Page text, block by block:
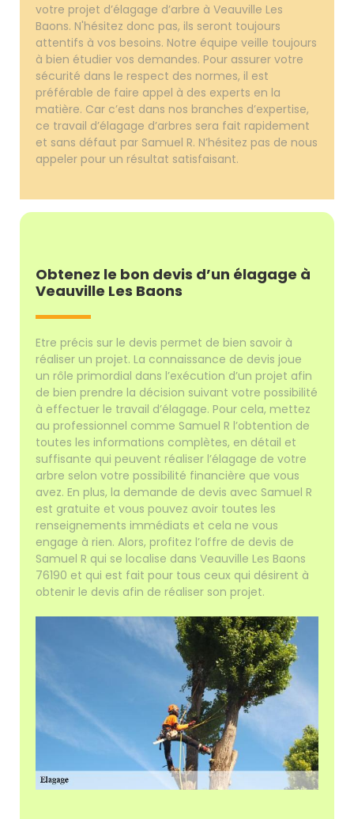
votre projet d’élagage d’arbre à Veauville Les
Baons. N'hésitez donc pas, ils seront toujours
attentifs à vos besoins. Notre équipe veille toujours
à bien étudier vos demandes. Pour assurer votre
sécurité dans le respect des normes, il est
préférable de faire appel à des experts en la
matière. Car c’est dans nos branches d’expertise,
ce travail d’élagage d’arbres sera fait rapidement
et sans défaut par Samuel R. N’hésitez pas de nous
appeler pour un résultat satisfaisant.
Obtenez le bon devis d’un élagage à
Veauville Les Baons
Etre précis sur le devis permet de bien savoir à
réaliser un projet. La connaissance de devis joue
un rôle primordial dans l’exécution d’un projet afin
de bien prendre la décision suivant votre possibilité
à effectuer le travail d’élagage. Pour cela, mettez
au professionnel comme Samuel R l’obtention de
toutes les informations complètes, en détail et
suffisante qui peuvent réaliser l’élagage de votre
arbre selon votre possibilité financière que vous
avez. En plus, la demande de devis avec Samuel R
est gratuite et vous pouvez avoir toutes les
renseignements immédiats et cela ne vous
engage à rien. Alors, profitez l’offre de devis de
Samuel R qui se localise dans Veauville Les Baons
76190 et qui est fait pour tous ceux qui désirent à
obtenir le devis afin de réaliser son projet.